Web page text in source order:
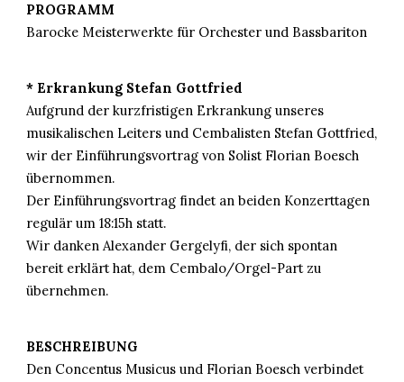
PROGRAMM
Barocke Meisterwerkte für Orchester und Bassbariton
* Erkrankung Stefan Gottfried
Aufgrund der kurzfristigen Erkrankung unseres
musikalischen Leiters und Cembalisten Stefan Gottfried,
wir der Einführungsvortrag von Solist Florian Boesch
übernommen.
Der Einführungsvortrag findet an beiden Konzerttagen
regulär um 18:15h statt.
Wir danken Alexander Gergelyfi, der sich spontan
bereit erklärt hat, dem Cembalo/Orgel-Part zu
übernehmen.
BESCHREIBUNG
Den Concentus Musicus und Florian Boesch verbindet